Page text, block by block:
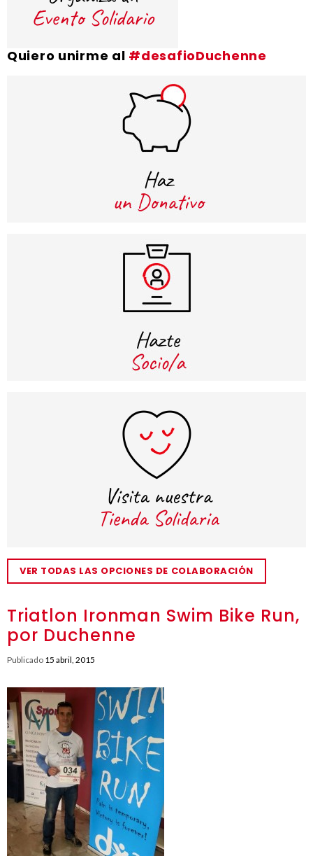
Triatlon Ironman Swim Bike Run,
por Duchenne
Publicado 15 abril, 2015
Quiero unirme al #desafioDuchenne
VER TODAS LAS OPCIONES DE COLABORACIÓN